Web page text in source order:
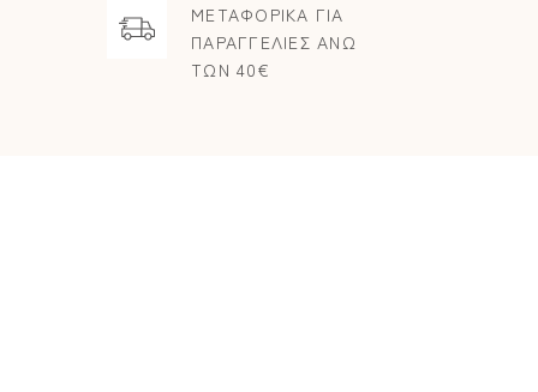
ΜΕΤΑΦΟΡΙΚΑ ΓΙΑ
ΠΑΡΑΓΓΕΛΙΕΣ ΑΝΩ
ΤΩΝ 40€